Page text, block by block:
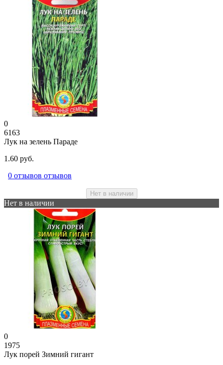
0
6163
Лук на зелень Параде
1.60 руб.
0 отзывов отзывов
Нет в наличии
Нет в наличии
0
1975
Лук порей Зимний гигант